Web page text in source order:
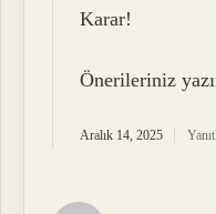
Karar!
Önerileriniz
Aralık 14, 2025